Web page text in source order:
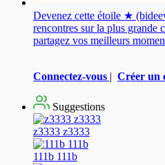
Devenez cette étoile ★
rencontres sur la plus grande
partagez vos meilleurs
Connectez-vous | Créer un
Suggestions
z3333 z3333
111b 111b